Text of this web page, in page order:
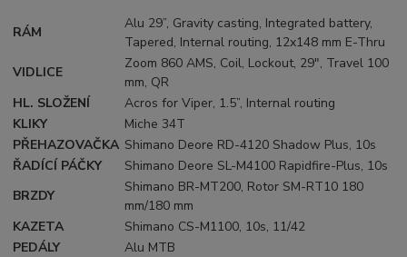
RÁM
Alu 29”, Gravity casting, Integrated battery,
Tapered, Internal routing, 12x148 mm E-Thru
VIDLICE
Zoom 860 AMS, Coil, Lockout, 29", Travel 100
mm, QR
HL. SLOŽENÍ
Acros for Viper, 1.5”, Internal routing
KLIKY
Miche 34T
PŘEHAZOVAČKA Shimano Deore RD-4120 Shadow Plus, 10s
ŘADÍCÍ PÁČKY
Shimano Deore SL-M4100 Rapidfire-Plus, 10s
BRZDY
Shimano BR-MT200, Rotor SM-RT10 180
mm/180 mm
KAZETA
Shimano CS-M1100, 10s, 11/42
PEDÁLY
Alu MTB